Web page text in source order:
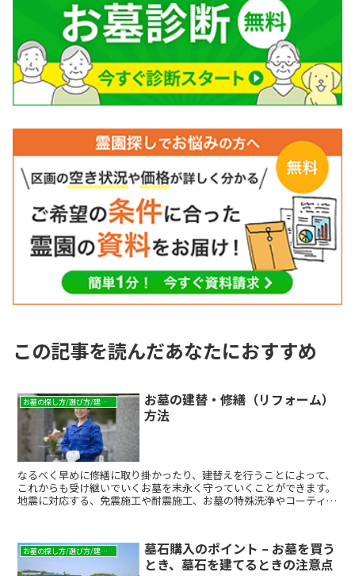
この記事を読んだあなたにおすすめ
お墓の探し方/選び方/建て方
お墓の建替・修繕（リフォーム）
方法
なるべく早めに修繕に取り掛かったり、建替えを行うことによって、
これからも受け継いでいくお墓を末永く守っていくことができます。
地震に対応する、免震施工や耐震施工、お墓の特殊洗浄やコーティン
お墓の探し方/選び方/建て方
墓石購入のポイント – お墓を買う
とき、墓石を建てるときの注意点